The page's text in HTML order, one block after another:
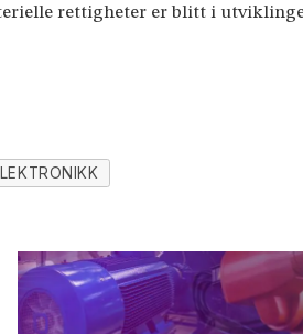
rettigheter er blitt i